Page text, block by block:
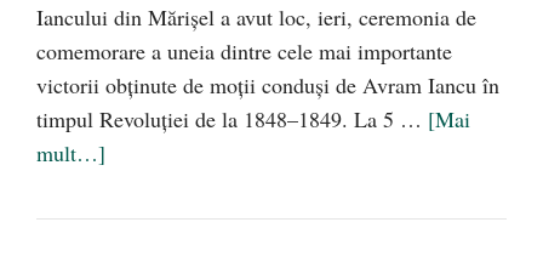
Iancului din Mărișel a avut loc, ieri, ceremonia de
comemorare a uneia dintre cele mai importante
victorii obținute de moții conduși de Avram Iancu în
timpul Revoluției de la 1848–1849. La 5 … [Mai
mult…]